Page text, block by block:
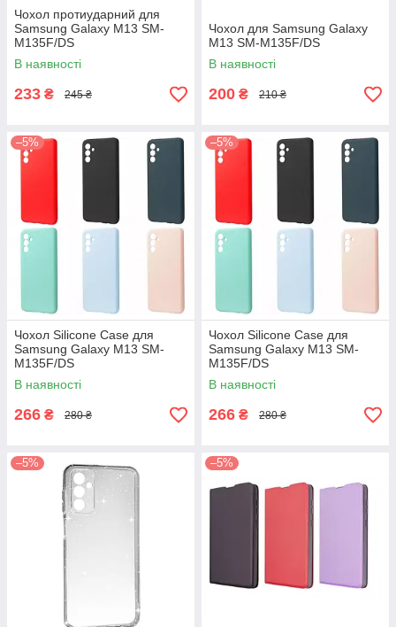
Чохол протиударний для
Samsung Galaxy M13 SM-
M135F/DS
В наявності
233 ₴ 245 ₴
Чохол для Samsung Galaxy
M13 SM-M135F/DS
В наявності
200 ₴ 210 ₴
–5%
Чохол Silicone Case для
Samsung Galaxy M13 SM-
M135F/DS
В наявності
266 ₴ 280 ₴
–5%
Чохол Silicone Case для
Samsung Galaxy M13 SM-
M135F/DS
В наявності
266 ₴ 280 ₴
–5% –5%